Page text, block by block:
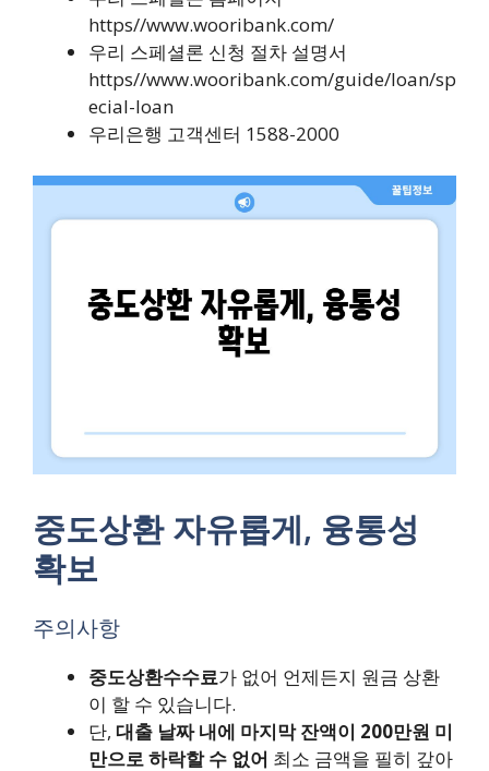
https//www.wooribank.com/
우리 스페셜론 신청 절차 설명서
https//www.wooribank.com/guide/loan/sp
ecial-loan
우리은행 고객센터 1588-2000
중도상환 자유롭게, 융통성
확보
주의사항
중도상환수수료가 없어 언제든지 원금 상환
이 할 수 있습니다.
단, 대출 날짜 내에 마지막 잔액이 200만원 미
만으로 하락할 수 없어 최소 금액을 필히 갚아